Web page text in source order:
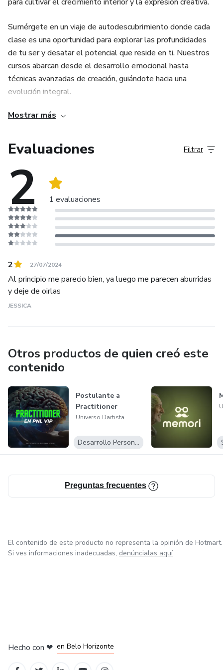
Poder"!
Sumérgete en un viaje de autodescubrimiento donde cada
clase es una oportunidad para explorar las profundidades
de tu ser y desatar el potencial que reside en ti. Nuestros
cursos abarcan desde el desarrollo emocional hasta
técnicas avanzadas de creación, guiándote hacia una
evolución integral.
En Niverso Dartista, el coaching se entrelaza con la
Nuestros expertos en desarrollo personal te guiarán,
brindándote herramientas prácticas y consejos
personalizados para fortalecer tu conexión contigo mismo.
Descubre el equilibrio perfecto entre el crecimiento
personal y la expresión artística en Universo Dartista.
Estamos comprometidos a ser tu faro en el camino hacia
una versión más auténtica y plena de ti mismo. Únete a
nuestra comunidad vibrante y experimenta la magia de
evolucionar desde el ser. En Universo Dartista, el arte de
crecer se convierte en una obra maestra única y personal.
Mostrar más
Evaluaciones
2 1 evaluaciones
Filtrar
2 27/07/2024
Al principio me parecio bien, ya luego me parecen aburridas
y deje de oirlas
JESSICA
Otros productos de quien creó este
contenido
Postulante a
Practitioner
Universo Dartista
Desarrollo Personal
Preguntas frecuentes
El contenido de este producto no representa la opinión de Hotmart.
Si ves informaciones inadecuadas, denúncialas aquí
Hecho con ❤ en Belo Horizonte